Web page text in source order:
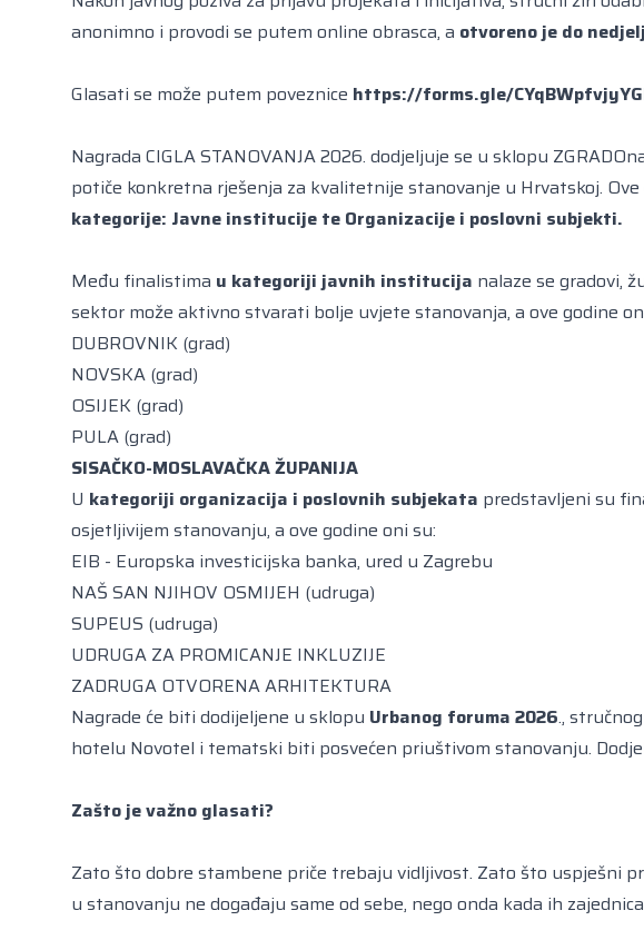
anonimno i provodi se putem online obrasca, a otvoreno je do
Glasati se može putem poveznice https://forms.gle/
Nagrada CIGLA STANOVANJA 2026. dodjeljuje se u sklopu
potiče konkretna rješenja za kvalitetnije stanovanje u Hrvatskoj. Ove
kategorije: Javne institucije te Organizacije i poslovni subjekti.
Među finalistima u kategoriji javnih institucija nalaze se gradovi,
sektor može aktivno stvarati bolje uvjete stanovanja, a ove godine
DUBROVNIK (grad)
NOVSKA (grad)
OSIJEK (grad)
PULA (grad)
SISAČKO-MOSLAVAČKA ŽUPANIJA
U kategoriji organizacija i poslovnih subjekata predstavljeni su
osjetljivijem stanovanju, a ove godine oni su:
EIB - Europska investicijska banka, ured u Zagrebu
NAŠ SAN NJIHOV OSMIJEH (udruga)
SUPEUS (udruga)
UDRUGA ZA PROMICANJE INKLUZIJE
ZADRUGA OTVORENA ARHITEKTURA
Nagrade će biti dodijeljene u sklopu Urbanog foruma 2026.,
hotelu Novotel i tematski biti posvećen priuštivom stanovanju.
Zašto je važno glasati?
Zato što dobre stambene priče trebaju vidljivost. Zato što uspješni
u stanovanju ne događaju same od sebe, nego onda kada ih